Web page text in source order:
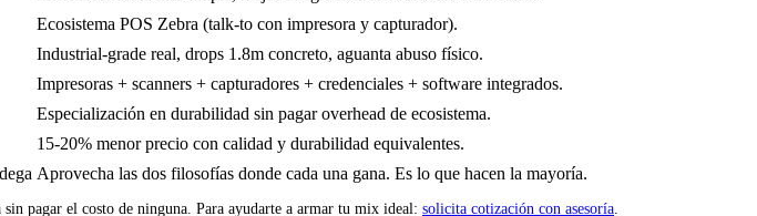
Ecosistema POS Zebra (talk-to con impresora y capturador).
Industrial-grade real, drops 1.8m concreto, aguanta abuso físico.
Impresoras + scanners + capturadores + credenciales + software integrados.
Especialización en durabilidad sin pagar overhead de ecosistema.
15-20% menor precio con calidad y durabilidad equivalentes.
Aprovecha las dos filosofías donde cada una gana. Es lo que hacen la mayoría.
pagar el costo de ninguna. Para ayudarte a armar tu mix ideal: solicita cotización con asesoría.